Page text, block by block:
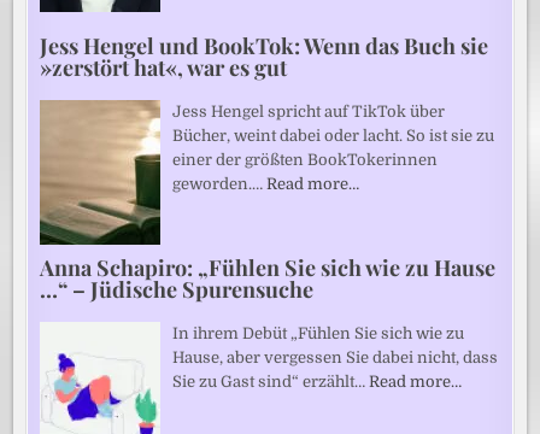
Jess Hengel und BookTok: Wenn das Buch sie
»zerstört hat«, war es gut
Jess Hengel spricht auf TikTok über
Bücher, weint dabei oder lacht. So ist sie zu
einer der größten BookTokerinnen
geworden.…Read more…
Anna Schapiro: „Fühlen Sie sich wie zu Hause
…“ – Jüdische Spurensuche
In ihrem Debüt „Fühlen Sie sich wie zu
Hause, aber vergessen Sie dabei nicht, dass
Sie zu Gast sind“ erzählt…Read more…